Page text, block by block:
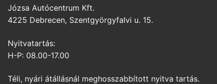
Józsa Autócentrum Kft.
4225 Debrecen, Szentgyörgyfalvi u. 15.
Nyitvatartás:
H-P: 08.00-17.00
Téli, nyári átállásnál meghosszabbított nyitva tartás.